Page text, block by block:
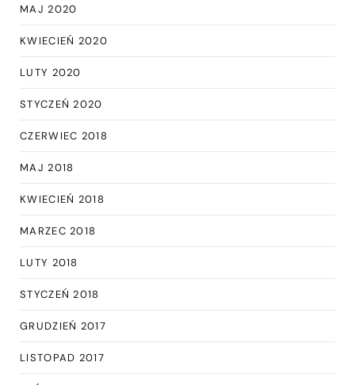
MAJ 2020
KWIECIEŃ 2020
LUTY 2020
STYCZEŃ 2020
CZERWIEC 2018
MAJ 2018
KWIECIEŃ 2018
MARZEC 2018
LUTY 2018
STYCZEŃ 2018
GRUDZIEŃ 2017
LISTOPAD 2017